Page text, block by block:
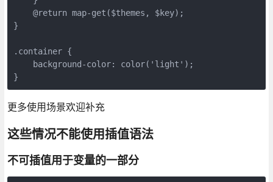
    @return map-get($themes, $key);
}
.container {
    background-color: color('light');
更多使用场景欢迎补充
这些情况不能使用插值语法
不可插值用于变量的一部分